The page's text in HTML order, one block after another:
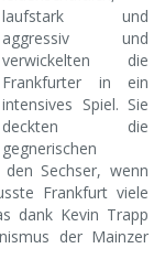
laufstark und
aggressiv und
verwickelten die
Frankfurter in ein
intensives Spiel. Sie
deckten die
gegnerischen
Sechser, wenn
Frankfurt viele
dank Kevin Trapp
der Mainzer